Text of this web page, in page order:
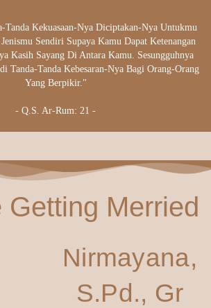
Tanda Kekuasaan-Nya Diciptakan-Nya Untukmu
Sendiri Supaya Kamu Dapat Ketenangan
Kasih Sayang Di Antara Kamu. Sesungguhnya
Tanda-Tanda Kebesaran-Nya Bagi Orang-Orang
Yang Berpikir."
- Q.S. Ar-Rum: 21 -
Getting Merried
Nirmayana,
S.Pd., Gr